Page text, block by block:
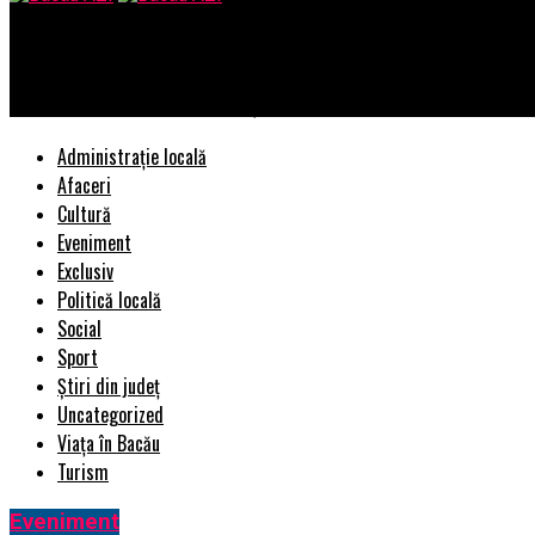
Administrație locală
Afaceri
Cultură
Eveniment
Exclusiv
Politică locală
Social
Sport
Știri din județ
Uncategorized
Viața în Bacău
Turism
Eveniment